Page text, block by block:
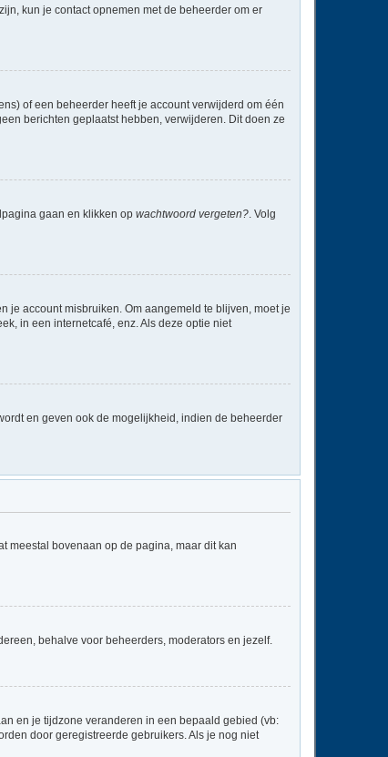
kun je contact opnemen met de beheerder om er
of een beheerder heeft je account verwijderd om één
berichten geplaatst hebben, verwijderen. Dit doen ze
gaan en klikken op wachtwoord vergeten?. Volg
je account misbruiken. Om aangemeld te blijven, moet je
in een internetcafé, enz. Als deze optie niet
en geven ook de mogelijkheid, indien de beheerder
meestal bovenaan op de pagina, maar dit kan
behalve voor beheerders, moderators en jezelf.
en je tijdzone veranderen in een bepaald gebied (vb:
door geregistreerde gebruikers. Als je nog niet